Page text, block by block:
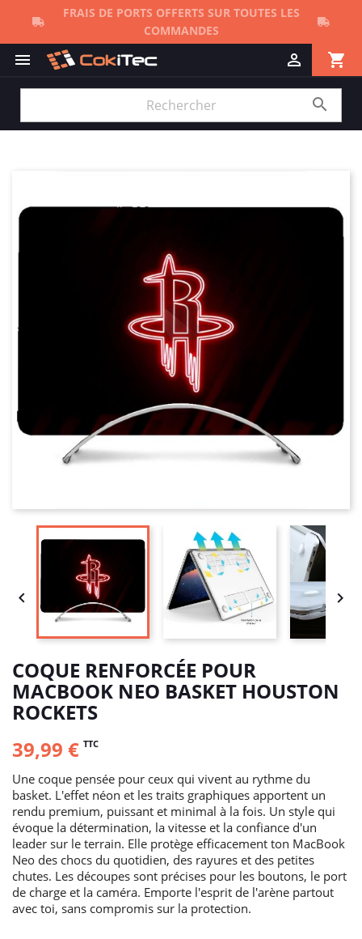
FRAIS DE PORTS OFFERTS SUR TOUTES LES
COMMANDES
 shopping_cart


 
COQUE RENFORCÉE POUR
MACBOOK NEO BASKET HOUSTON
ROCKETS
39,99 € TTC
Une coque pensée pour ceux qui vivent au rythme du
basket. L'effet néon et les traits graphiques apportent un
rendu premium, puissant et minimal à la fois. Un style qui
évoque la détermination, la vitesse et la confiance d'un
leader sur le terrain. Elle protège efficacement ton MacBook
Neo des chocs du quotidien, des rayures et des petites
chutes. Les découpes sont précises pour les boutons, le port
de charge et la caméra. Emporte l'esprit de l'arène partout
avec toi, sans compromis sur la protection.